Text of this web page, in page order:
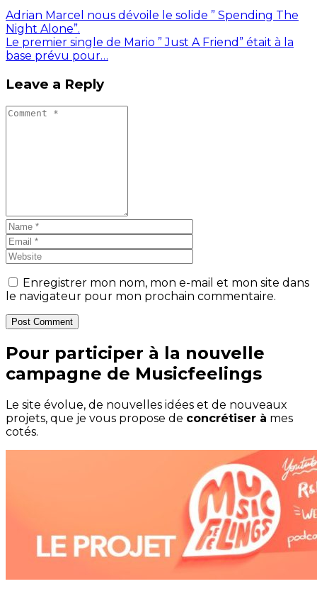
Adrian Marcel nous dévoile le solide ” Spending The
Night Alone”.
Le premier single de Mario ” Just A Friend” était à la
base prévu pour…
Leave a Reply
Enregistrer mon nom, mon e-mail et mon site dans
le navigateur pour mon prochain commentaire.
Post Comment
Pour participer à la nouvelle
campagne de Musicfeelings
Le site évolue, de nouvelles idées et de nouveaux
projets, que je vous propose de concrétiser à mes
cotés.